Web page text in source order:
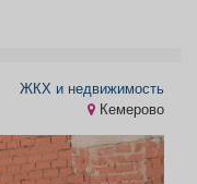
ЖКХ и недвижимость
Кемерово